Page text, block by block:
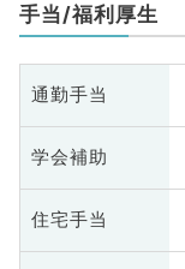
手当/福利厚生
通勤手当
学会補助
住宅手当